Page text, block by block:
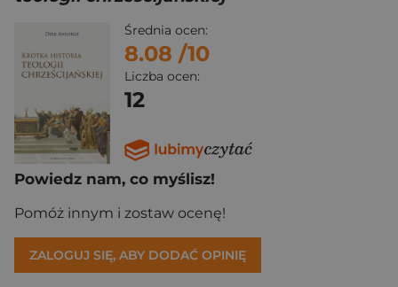
Średnia ocen:
8.08 /10
Liczba ocen:
12
Powiedz nam, co myślisz!
Pomóż innym i zostaw ocenę!
ZALOGUJ SIĘ, ABY DODAĆ OPINIĘ